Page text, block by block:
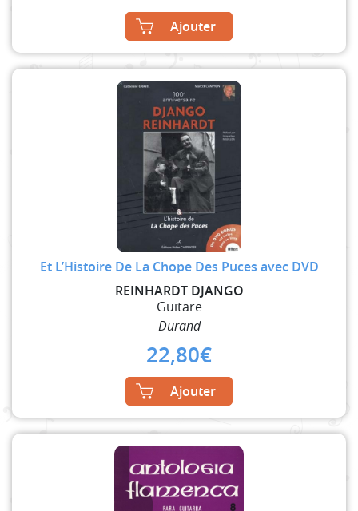
Ajouter
Et L’Histoire De La Chope Des Puces avec DVD
REINHARDT DJANGO
Guitare
Durand
22,80€
Ajouter